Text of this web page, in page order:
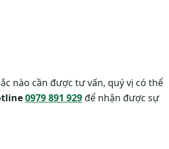
nào cần được tư vấn, quý vị có thể
0979 891 929để nhận được sự